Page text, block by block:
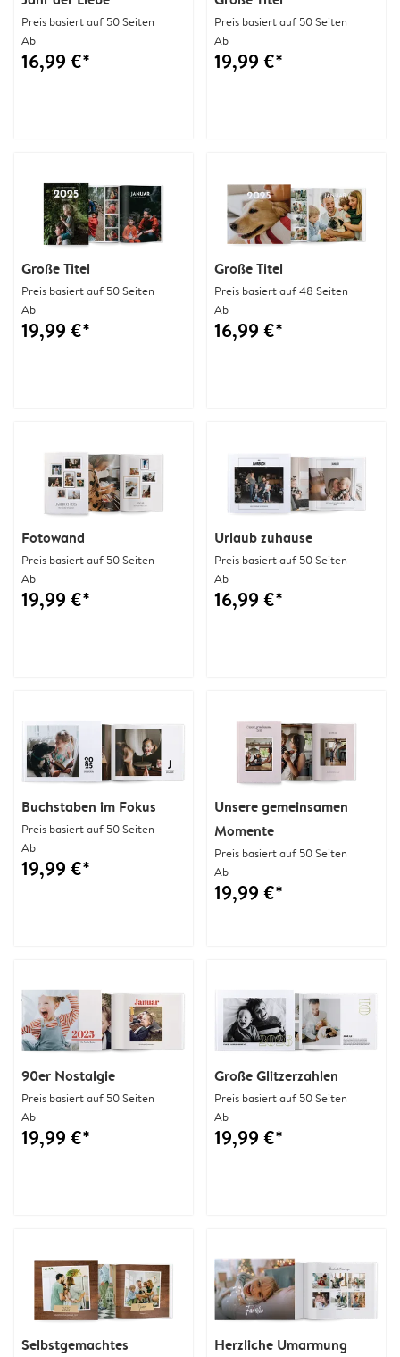
Preis basiert auf 50 Seiten
Ab
19,99 €*
Große Titel
Preis basiert auf 50 Seiten
Ab
19,99 €*
Große Titel
Preis basiert auf 48 Seiten
Ab
16,99 €*
Fotowand
Preis basiert auf 50 Seiten
Ab
19,99 €*
Buchstaben im Fokus
Preis basiert auf 50 Seiten
Ab
19,99 €*
Große Glitzerzahlen
Preis basiert auf 50 Seiten
Ab
19,99 €*
Preis basiert auf 50 Seiten
Ab
16,99 €*
Herzliche Umarmung
Unsere gemeinsamen
Momente
Preis basiert auf 50 Seiten
Ab
19,99 €*
Selbstgemachtes
Urlaub zuhause
Preis basiert auf 50 Seiten
Ab
16,99 €*
90er Nostalgie
Preis basiert auf 50 Seiten
Ab
19,99 €*